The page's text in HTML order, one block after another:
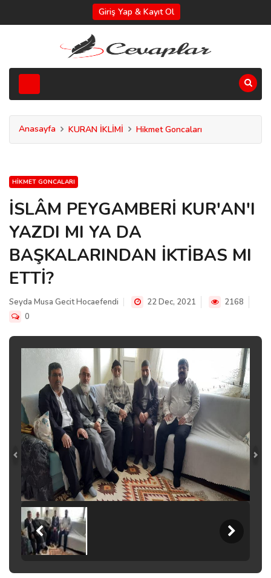
Giriş Yap & Kayıt Ol
Anasayfa KURAN İKLİMİ Hikmet Goncaları
HIKMET GONCALARI
İSLÂM PEYGAMBERİ KUR'AN'I
YAZDI MI YA DA
BAŞKALARINDAN İKTİBAS MI
ETTİ?
Seyda Musa Gecit Hocaefendi 22 Dec, 2021
2168
0